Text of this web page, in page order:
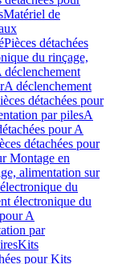
Matériel de
Pièces détachées
du rinçage,
déclenchement
A déclenchement
détachées pour
par pilesA
pour A
détachées pour
Montage en
alimentation sur
du
électronique du
A
par
Kits
pour Kits